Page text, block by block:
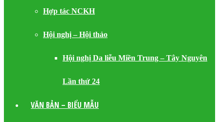
Hợp tác NCKH
Hội nghị – Hội thảo
Hội nghị Da liễu Miền Trung – Tây Nguyên
Lần thứ 24
VĂN BẢN – BIỂU MẪU